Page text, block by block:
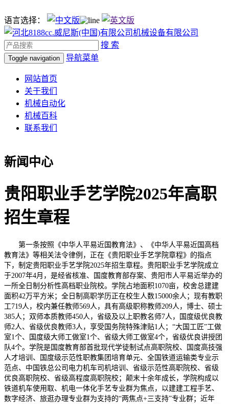
语言选择：
搜 索
Toggle navigation 导航菜单
网站首页
关于我们
机械自动化
机械百科
联系我们
新闻中心
贵阳职业手艺学院2025年高职
招生章程
第一条按照《中华人平易近国教育法》、《中华人平易近国高档
教育法》等相关法令律例，正在《贵阳职业手艺学院章程》的指点
下，制定贵阳职业手艺学院2025年招生章程。贵阳职业手艺学院成立
于2007年4月，是经省核准、国度教育部存案、贵阳市人平易近举办的
一所全日制分析性高档职业院校。学院占地面积1070亩，校舍总建建
面积42万平方米；全日制高职学历正在校生人数15000余人；现有教职
工719人，校内兼任教师569人，具有高级职称教师209人，博士、硕士
385人；双师本质教师450人，省级及以上职教名师7人，国度级优良教
师2人、省级优良教师3人，享受国务院特殊津贴1人；“大国工匠”工做
室1个、国度级大师工做室1个、省级大师工做室4个，省级优良讲授团
队4个。学院是国度教育部首批现代学徒制试点高职院校、国度高技强
人才培训、国度级示范性职教集团培育单元、全国铁道运输类专业示
范点、中国铁总公司电力机车司机培训、省级示范性高职院校、省级
优良高职院校、省级高程度高职院校；颠末十余年成长，学院构成以
铁道机车使用取、机电一体化手艺专业群为焦点，以建建工程手艺、
数字经济、旅逛办理专业群为支持的“两焦点+三支持”专业群；近年